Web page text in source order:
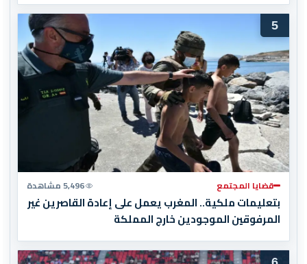
5
قضايا المجتمع 5,496 مشاهدة
بتعليمات ملكية.. المغرب يعمل على إعادة القاصرين غير
المرفوقين الموجودين خارج المملكة